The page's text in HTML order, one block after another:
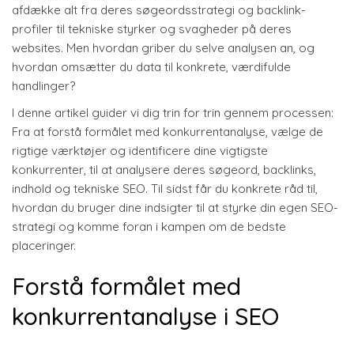
afdække alt fra deres søgeordsstrategi og backlink-
profiler til tekniske styrker og svagheder på deres
websites. Men hvordan griber du selve analysen an, og
hvordan omsætter du data til konkrete, værdifulde
handlinger?
I denne artikel guider vi dig trin for trin gennem processen:
Fra at forstå formålet med konkurrentanalyse, vælge de
rigtige værktøjer og identificere dine vigtigste
konkurrenter, til at analysere deres søgeord, backlinks,
indhold og tekniske SEO. Til sidst får du konkrete råd til,
hvordan du bruger dine indsigter til at styrke din egen SEO-
strategi og komme foran i kampen om de bedste
placeringer.
Forstå formålet med
konkurrentanalyse i SEO